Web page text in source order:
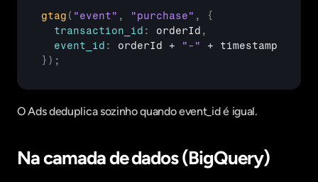
gtag ( "event" , "purchase" ,
{
transaction_id : orderId ,
event_id : orderId + "-" + timestamp
} ) ;
O Ads deduplica sozinho quando event_id é igual.
Na camada de dados (BigQuery)